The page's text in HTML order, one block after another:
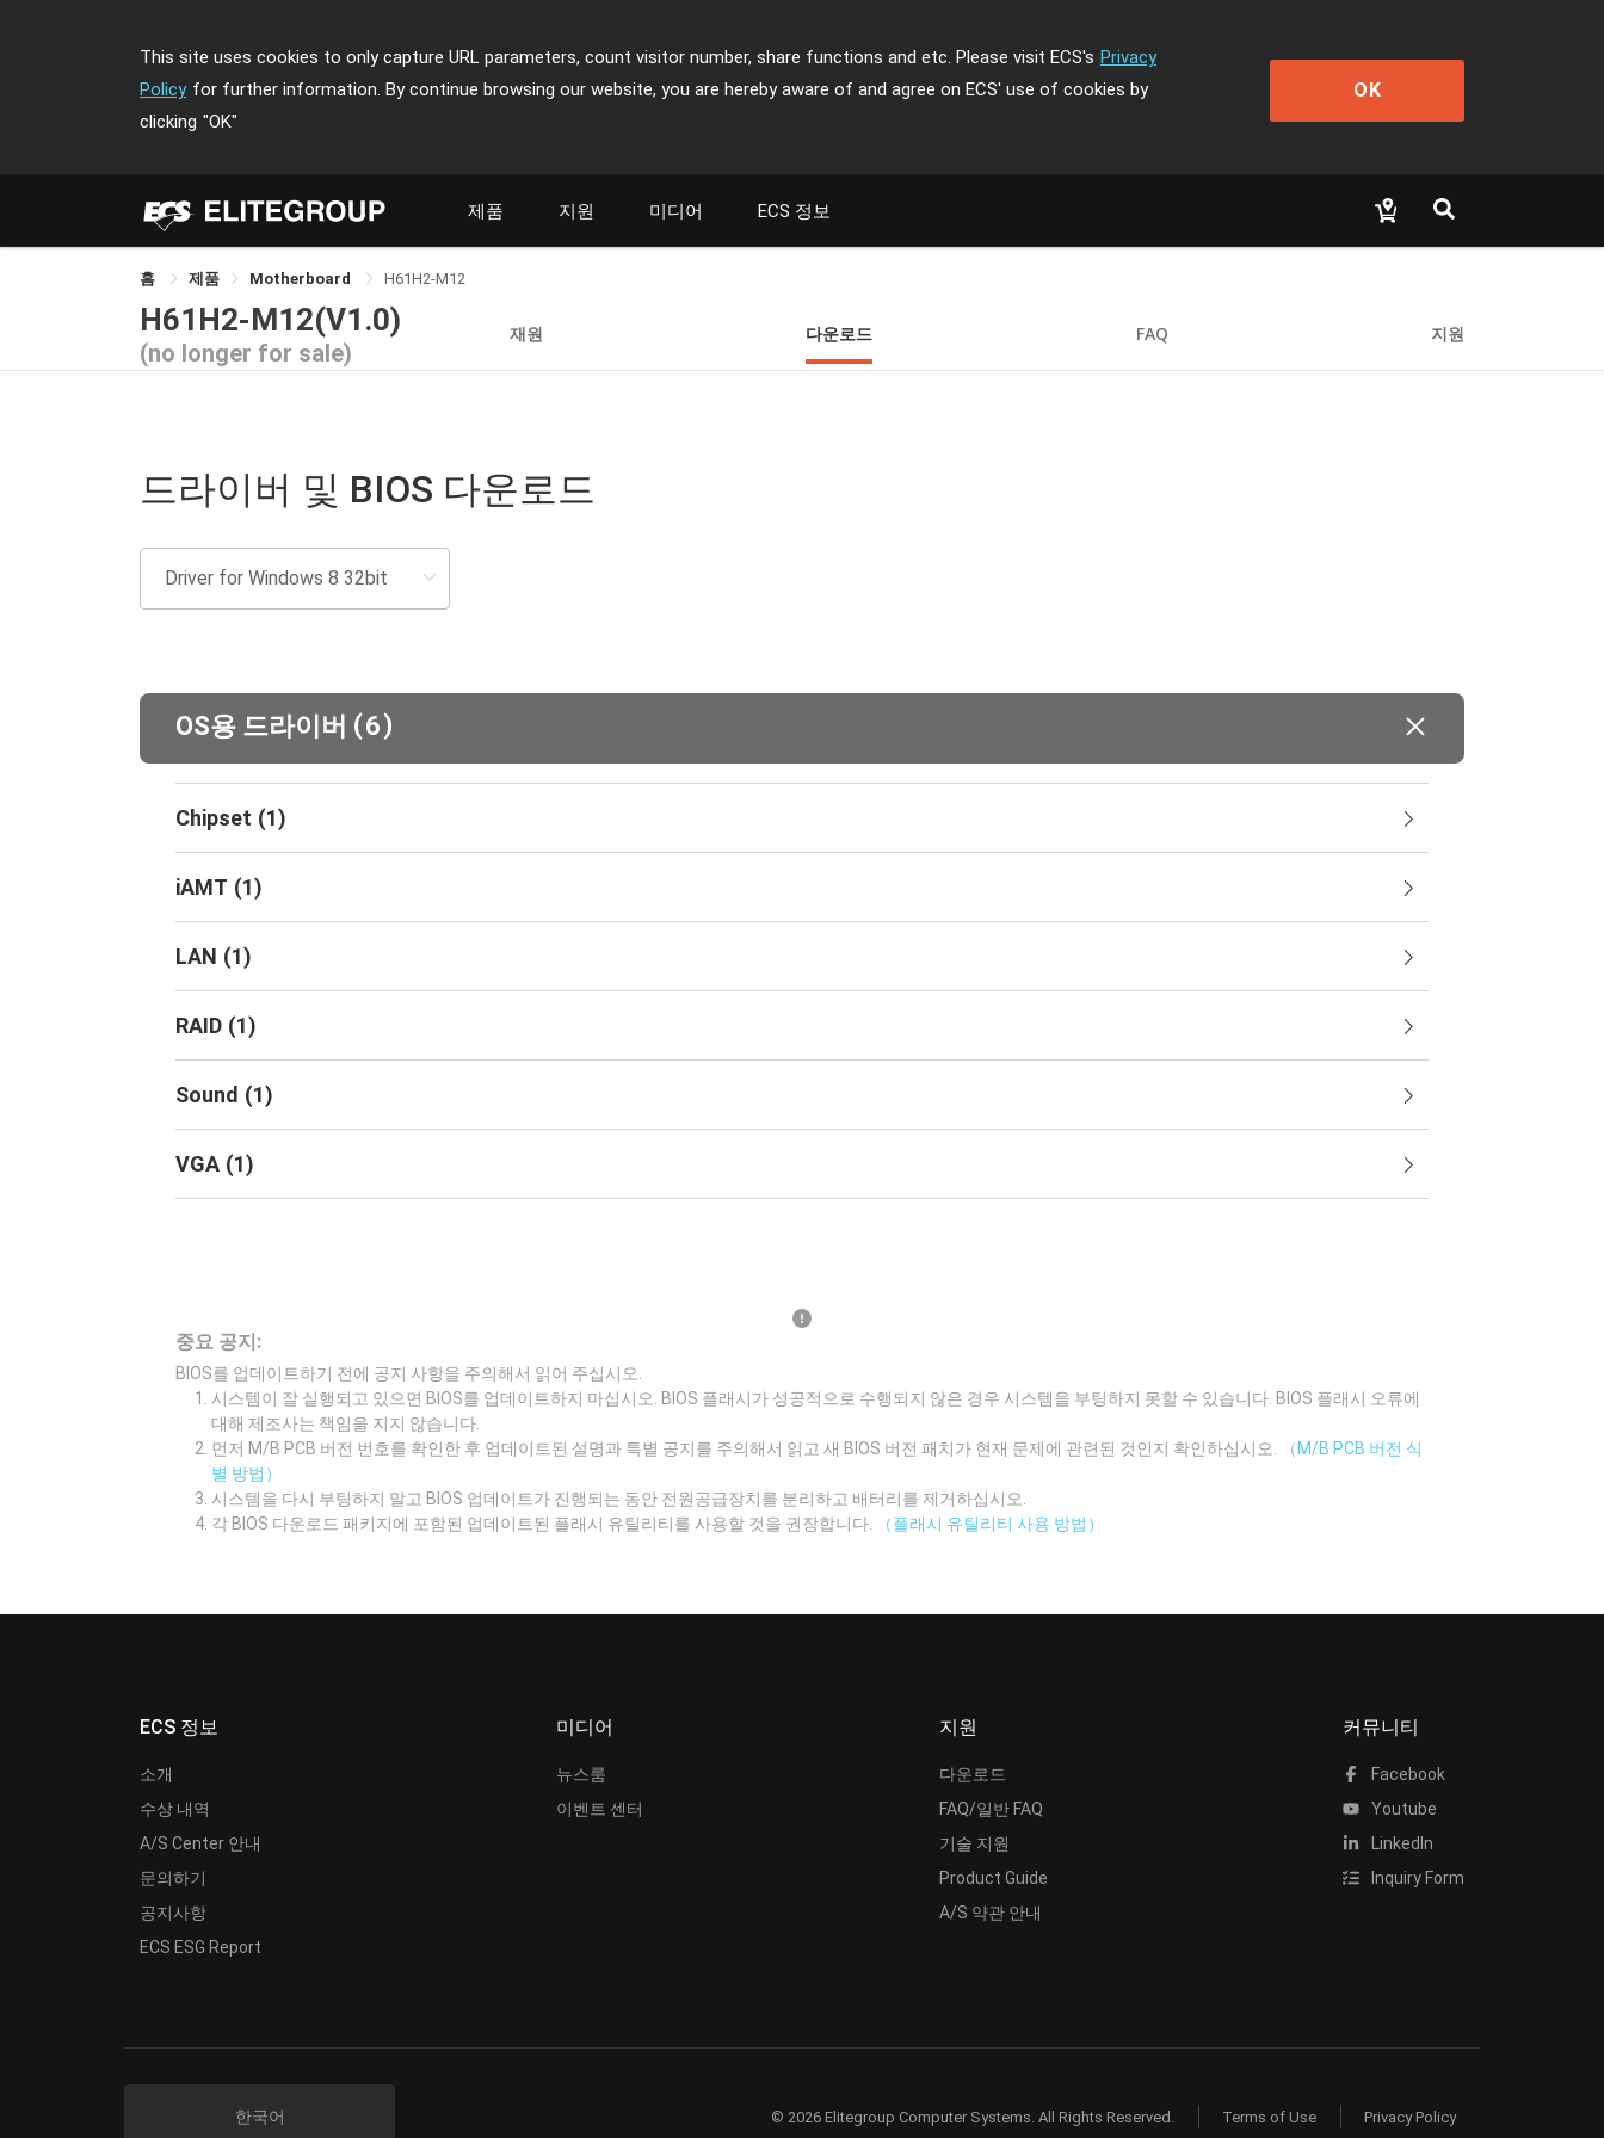
This site uses cookies to only capture URL parameters, count visitor number, share functions and etc. Please visit ECS's Privacy
Policy for further information. By continue browsing our website, you are hereby aware of and agree on ECS' use of cookies by
clicking "OK"
OK
제품 지원 미디어 ECS 정보
홈 제품 Motherboard H61H2-M12
H61H2-M12(V1.0)
(no longer for sale)
재원 다운로드 FAQ 지원
드라이버 및 BIOS 다운로드
OS용 드라이버 (6)
Chipset (1)
iAMT (1)
LAN (1)
RAID (1)
Sound (1)
VGA (1)
중요 공지:
BIOS를 업데이트하기 전에 공지 사항을 주의해서 읽어 주십시오.
시스템이 잘 실행되고 있으면 BIOS를 업데이트하지 마십시오. BIOS 플래시가 성공적으로 수행되지 않은 경우 시스템을 부팅하지 못할 수 있습니다. BIOS 플래시 오류에
대해 제조사는 책임을 지지 않습니다.
먼저 M/B PCB 버전 번호를 확인한 후 업데이트된 설명과 특별 공지를 주의해서 읽고 새 BIOS 버전 패치가 현재 문제에 관련된 것인지 확인하십시오.
（M/B PCB 버전 식
별 방법）
시스템을 다시 부팅하지 말고 BIOS 업데이트가 진행되는 동안 전원공급장치를 분리하고 배터리를 제거하십시오.
각 BIOS 다운로드 패키지에 포함된 업데이트된 플래시 유틸리티를 사용할 것을 권장합니다.
（플래시 유틸리티 사용 방법）
ECS 정보
소개
수상 내역
A/S Center 안내
문의하기
공지사항
ECS ESG Report
미디어
뉴스룸
이벤트 센터
지원
다운로드
FAQ/일반 FAQ
기술 지원
Product Guide
A/S 약관 안내
커뮤니티
Facebook
Youtube
LinkedIn
Inquiry Form
한국어 © 2026 Elitegroup Computer Systems. All Rights Reserved. Terms of Use Privacy Policy